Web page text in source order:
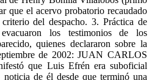
que el acervo probatorio recaudado
del despacho. 3. Práctica de
los testimonios de los
quienes declararon sobre la
de 2002: JUAN CARLOS
que Luis Efrén era suboficial
de él desde que terminó una